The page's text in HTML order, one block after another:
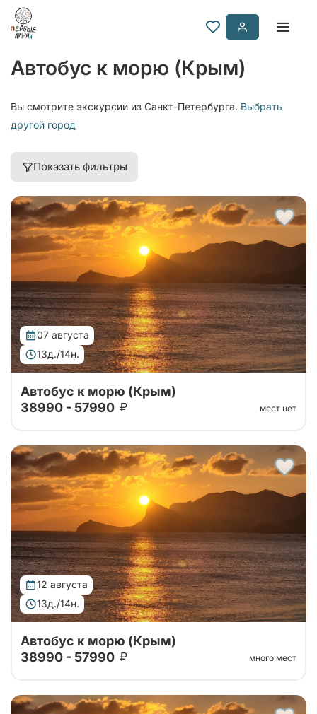
Автобус к морю (Крым)
Вы смотрите экскурсии из Санкт-Петербурга. Выбрать
другой город
Показать фильтры
07 августа
13д./14н.
Тур организован совместно с принимающей
стороной. Едем в Крым на двухэтажном автобусе
без экскурсионной программы!
Автобус к морю (Крым)
38990 - 57990
мест нет
12 августа
13д./14н.
Автобус к морю (Крым)
38990 - 57990
много мест